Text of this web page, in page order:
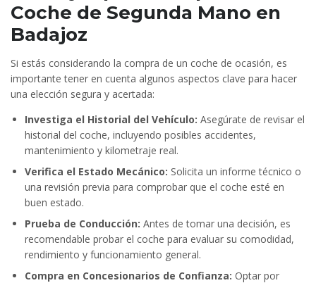
Coche de Segunda Mano en
Badajoz
Si estás considerando la compra de un coche de ocasión, es
importante tener en cuenta algunos aspectos clave para hacer
una elección segura y acertada:
Investiga el Historial del Vehículo: Asegúrate de revisar el
historial del coche, incluyendo posibles accidentes,
mantenimiento y kilometraje real.
Verifica el Estado Mecánico: Solicita un informe técnico o
una revisión previa para comprobar que el coche esté en
buen estado.
Prueba de Conducción: Antes de tomar una decisión, es
recomendable probar el coche para evaluar su comodidad,
rendimiento y funcionamiento general.
Compra en Concesionarios de Confianza: Optar por